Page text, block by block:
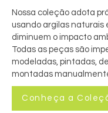
Nossa coleção adota
usando argilas naturais
diminuem o impacto
Todas as peças são
modeladas, pintadas,
montadas
Conheça a